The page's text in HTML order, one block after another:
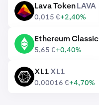
LAVA Lava TokenLAVA
0,015 €+2,40%
ETC Ethereum Classic
5,65 €+0,40%
XL1 XL1XL1
0,00016 €+4,70%